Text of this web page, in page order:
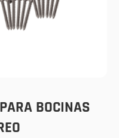
BOCINAS